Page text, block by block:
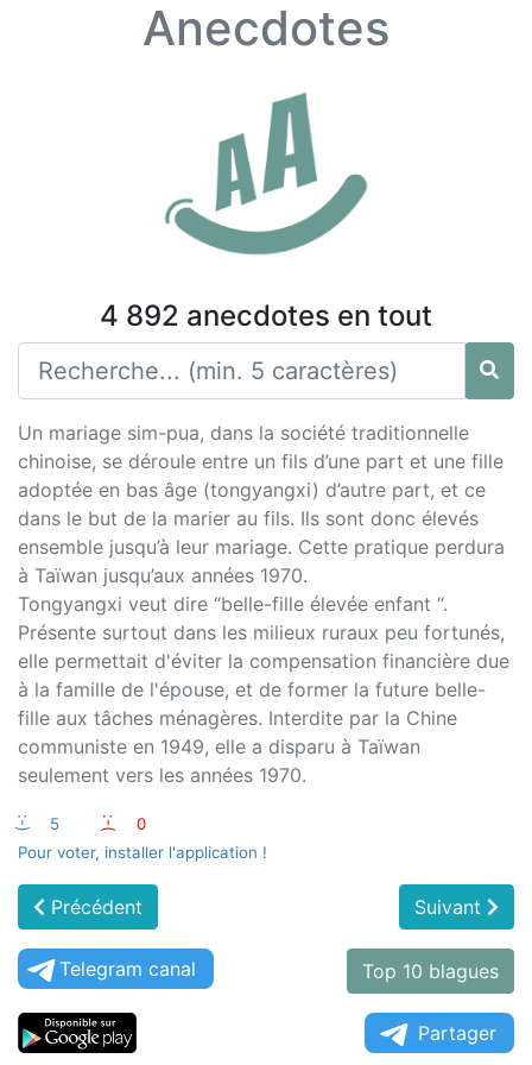
Anecdotes
4 892 anecdotes en tout
Un mariage sim-pua, dans la société traditionnelle
chinoise, se déroule entre un fils d’une part et une fille
adoptée en bas âge (tongyangxi) d’autre part, et ce
dans le but de la marier au fils. Ils sont donc élevés
ensemble jusqu’à leur mariage. Cette pratique perdura
à Taïwan jusqu’aux années 1970.
Tongyangxi veut dire “belle-fille élevée enfant “.
Présente surtout dans les milieux ruraux peu fortunés,
elle permettait d'éviter la compensation financière due
à la famille de l'épouse, et de former la future belle-
fille aux tâches ménagères. Interdite par la Chine
communiste en 1949, elle a disparu à Taïwan
seulement vers les années 1970.
:-) 5 :-(
0
Pour voter, installer l'application !
Précédent Suivant
Telegram canal Top 10 blagues
Partager